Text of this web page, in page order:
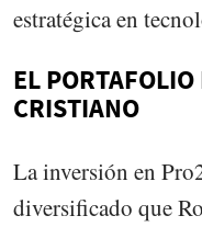
estratégica en
EL
CRISTIANO
La inversión en
diversificado que